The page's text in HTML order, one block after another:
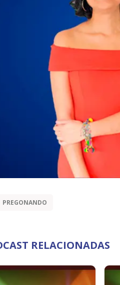
PREGONANDO
RELACIONADAS